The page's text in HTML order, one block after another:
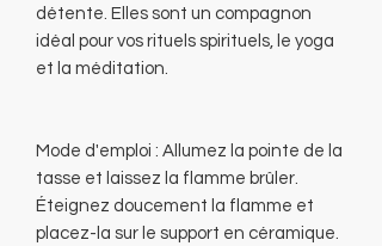
détente. Elles sont un compagnon
idéal pour vos rituels spirituels, le yoga
et la méditation.
Mode d'emploi : Allumez la pointe de la
tasse et laissez la flamme brûler.
Éteignez doucement la flamme et
placez-la sur le support en céramique.